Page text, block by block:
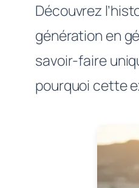
Découvrez
génération en
savoir-faire
pourquoi cette